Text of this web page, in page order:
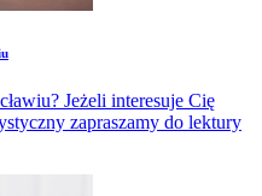
Jeżeli interesuje Cię
zapraszamy do lektury